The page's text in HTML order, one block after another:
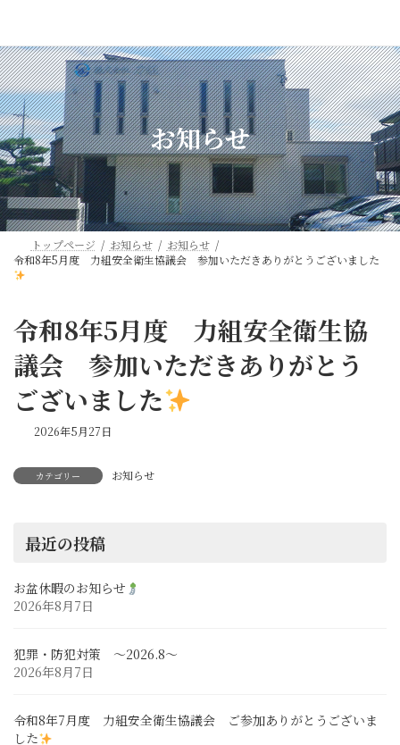
テ
ン
ツ
へ
ス
キ
ッ
プ
ゲ
ー
シ
ョ
ン
に
移
動
お知らせ
トップページ お知らせ
お知らせ
令和8年5月度 力組安全衛生協議会 参加いただきありがとうございました
令和8年5月度 力組安全衛生協
議会 参加いただきありがとう
ございました
2026年5月27日
カテゴリー お知らせ
最近の投稿
お盆休暇のお知らせ
2026年8月7日
犯罪・防犯対策 ～2026.8～
2026年8月7日
令和8年7月度 力組安全衛生協議会 ご参加ありがとうございま
した